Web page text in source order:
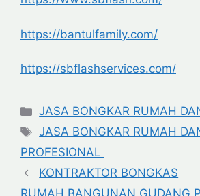
https://bantulfamily.com/
https://sbflashservices.com/
Categories
JASA BONGKAR RUMAH
Tags
JASA BONGKAR RUMAH
PROFESIONAL
KONTRAKTOR BONGKAS